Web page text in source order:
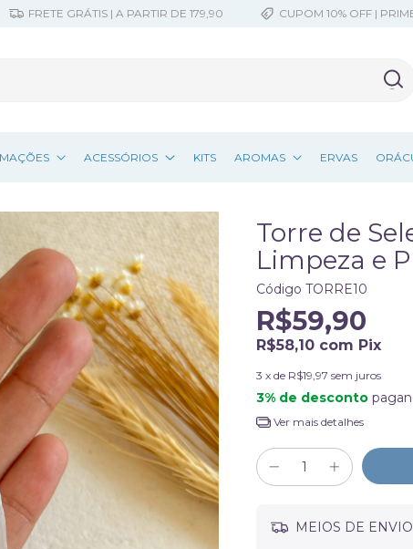
GRÁTIS | A PARTIR DE 179,90 CUPOM 10% OFF |
ACESSÓRIOS KITS AROMAS ERVAS
Torre de
Limpeza e
Código TORRE10
R$59,90
R$58,10 com Pix
3 x de R$19,97 sem juros
3% de desconto
Ver mais detalhes
MEIOS DE ENVIO